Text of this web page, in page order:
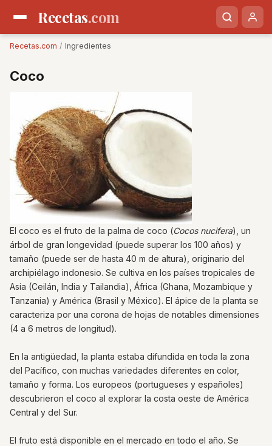
Recetas.com
Recetas.com / Ingredientes
Coco
El coco es el fruto de la palma de coco (Cocos nucifera), un
árbol de gran longevidad (puede superar los 100 años) y
tamaño (puede ser de hasta 40 m de altura), originario del
archipiélago indonesio. Se cultiva en los países tropicales de
Asia (Ceilán, India y Tailandia), África (Ghana, Mozambique y
Tanzania) y América (Brasil y México). El ápice de la planta se
caracteriza por una corona de hojas de notables dimensiones
(4 a 6 metros de longitud).
En la antigüedad, la planta estaba difundida en toda la zona
del Pacífico, con muchas variedades diferentes en color,
tamaño y forma. Los europeos (portugueses y españoles)
descubrieron el coco al explorar la costa oeste de América
Central y del Sur.
El fruto está disponible en el mercado en todo el año. Se